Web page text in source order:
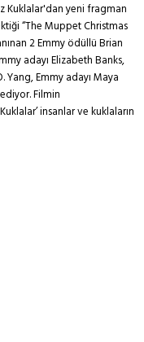
Kuklalar'dan yeni fragman
“The Muppet Christmas
2 Emmy ödüllü Brian
adayı Elizabeth Banks,
Yang, Emmy adayı Maya
Filmin
insanlar ve kuklaların